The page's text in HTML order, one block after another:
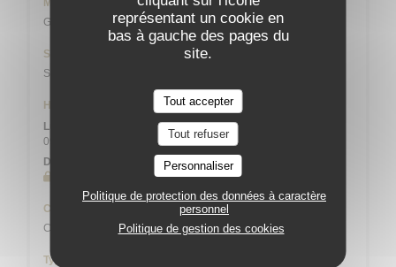
représentant un cookie en
bas à gauche des pages du
site.
Tout accepter
Tout refuser
Personnaliser
Politique de protection des données à caractère
personnel
Politique de gestion des cookies
Métro
Gaîté
Station de vélos
Station n° 14103 132 / 136 AVENUE DU MAINE
Horaires
Lun
09h00 - 13h45
19h00 - 21h45
Dimanche
Cuisine
Cuisine Créative, Bistronomique
Type de restaurant